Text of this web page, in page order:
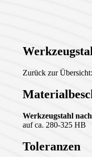
Zurück zur Übersicht:
Werkzeugstahl
auf ca. 280-325 HB
Toleranzen